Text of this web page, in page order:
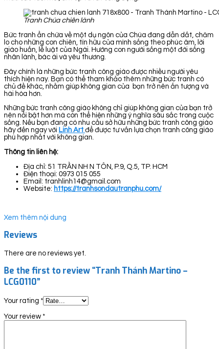
Tranh Chúa chiên lành
Bức tranh ẩn chứa về một dụ ngôn của Chúa đang dẫn dắt, chăm
lo cho những con chiên, tín hữu của mình sống theo phúc âm, lời
giáo huấn, lề luật của Ngài. Hướng con người sống một đời sống
nhân lành, bác ái và yêu thương.
Đây chính là những bức tranh công giáo được nhiều người yêu
thích hiện nay. Bạn có thể tham khảo thêm những bức tranh có
chủ đề khác, nhằm giúp không gian của bạn trở nên ấn tượng và
hài hòa hơn.
Những bức tranh công giáo không chỉ giúp không gian của bạn trở
nên nổi bật hơn mà còn thể hiện những ý nghĩa sâu sắc trong cuộc
sống. Nếu bạn đang có nhu cầu sở hữu những bức tranh công giáo
hãy đến ngay với Linh Art để được tư vấn lựa chọn tranh công giáo
phù hợp nhất với không gian.
Thông tin liên hệ:
Địa chỉ: 51 TRẦN NH N TÔN, P.9, Q.5, TP. HCM
Điện thoại: 0973 015 055
Email: tranhlinh14@gmail.com
Website: https://tranhsondautranphu.com/
Xem thêm nội dung
Reviews
There are no reviews yet.
Be the first to review “Tranh Thánh Martino –
LCG0110”
Your rating *
Your review *